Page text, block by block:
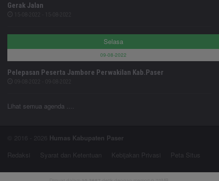
Gerak Jalan
Selasa
09-08-2022
Pelepasan Peserta Jambore Perwakilan Kab.Paser
Lihat semua agenda ....
© 2016 - 2026 Humas Kabupaten Paser
Redaksi
Syarat dan Ketentuan Kebijakan Privasi Peta Situs